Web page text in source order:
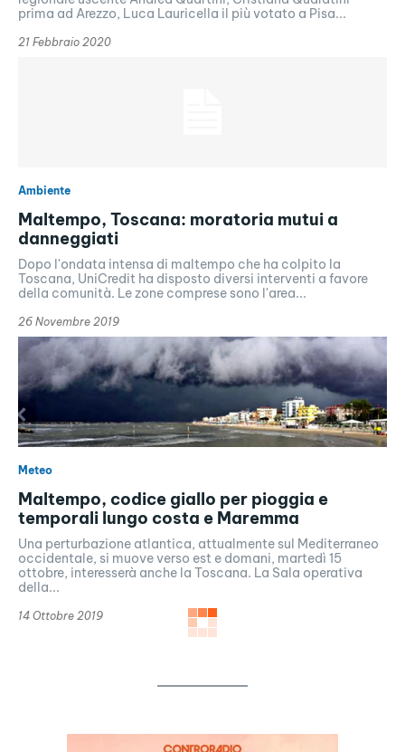
prima ad Arezzo, Luca Lauricella il più votato a Pisa...
21 Febbraio 2020
Ambiente
Maltempo, Toscana: moratoria mutui a
danneggiati
Dopo l'ondata intensa di maltempo che ha colpito la
Toscana, UniCredit ha disposto diversi interventi a favore
della comunità. Le zone comprese sono l'area...
26 Novembre 2019
Meteo
Maltempo, codice giallo per pioggia e
temporali lungo costa e Maremma
Una perturbazione atlantica, attualmente sul Mediterraneo
occidentale, si muove verso est e domani, martedì 15
ottobre, interesserà anche la Toscana. La Sala operativa
della...
14 Ottobre 2019